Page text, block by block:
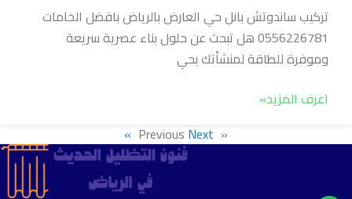
تركيب ساندوتش بانل حي العارض بالرياض بافضل الخامات
0556226781 هل تبحث عن حلول بناء عصرية سريعة
وموفرة للطاقة لمنشأتك بحي
اعرف المزيد»
« Previous
Next »